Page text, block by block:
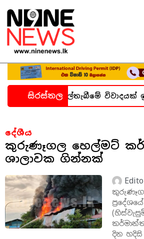
සිරස්තල
හදිසි කල්තැබීමේ විවාදයක් ඉල්ලා
දේශීය
කුරුණෑගල හෙල්මට්
ශාලාවක ගින්නක්
දින